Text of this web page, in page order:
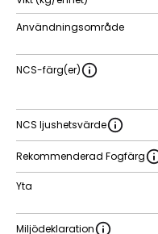
Användningsområde
NCS-färg(er)
NCS ljushetsvärde
Rekommenderad Fogfärg
Yta
Miljödeklaration